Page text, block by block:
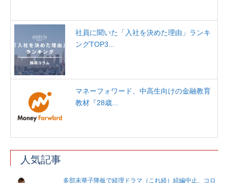
社員に聞いた「入社を決めた理由」ランキ
ングTOP3...
マネーフォワード、中高生向けの金融教育
教材『28歳...
人気記事
多部未華子降板で経理ドラマ（これ経）続編中止、コロ